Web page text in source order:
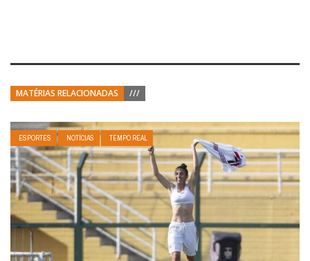
MATÉRIAS RELACIONADAS ///
ESPORTES NOTÍCIAS TEMPO REAL